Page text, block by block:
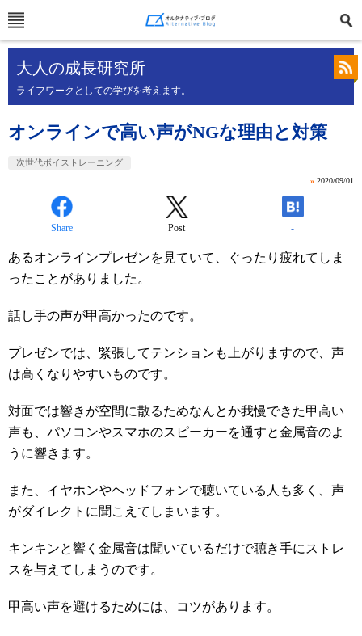
大人の成長研究所
ライフワークとしての学びを考えます。
オンラインで高い声がNGな理由と対策
次世代ボイストレーニング
» 2020/09/01
Share Post -
あるオンラインプレゼンを見ていて、ぐったり疲れてしま
ったことがありました。
話し手の声が甲高かったのです。
プレゼンでは、緊張してテンションも上がりますので、声
は高くなりやすいものです。
対面では響きが空間に散るためなんとか我慢できた甲高い
声も、パソコンやスマホのスピーカーを通すと金属音のよ
うに響きます。
また、イヤホンやヘッドフォンで聴いている人も多く、声
がダイレクトに聞こえてしまいます。
キンキンと響く金属音は聞いているだけで聴き手にストレ
スを与えてしまうのです。
甲高い声を避けるためには、コツがあります。